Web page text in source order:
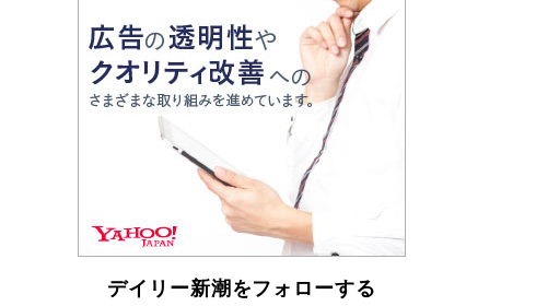
「宇宙兄弟」最終46巻がベストセラー1位 宇宙
開発への関心を押し上げた18年の物語に幕 特装
版には「宇宙で描かれたマンガ」も収録
Book Bang
「不意に涙が出そうに…」高嶋政伸が明かし
た“13歳の娘を暴行する役”への葛藤 インティマ
シーコーディネーターに支えられたNHK『大奥』
Book Bang
デイリー新潮をフォローする